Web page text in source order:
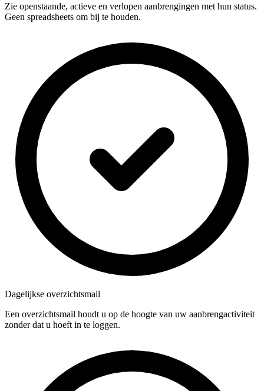
Zie openstaande, actieve en verlopen aanbrengingen met hun status.
Geen spreadsheets om bij te houden.
Dagelijkse overzichtsmail
Een overzichtsmail houdt u op de hoogte van uw aanbrengactiviteit
zonder dat u hoeft in te loggen.